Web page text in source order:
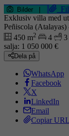
Bilder
Fil
Exklusiv villa med
Peñiscola (Atalayas)
450 m2 4 3
salja: 1 050 000 €
Dela på
WhatsApp
Facebook
X
LinkedIn
Email
Copiar URL